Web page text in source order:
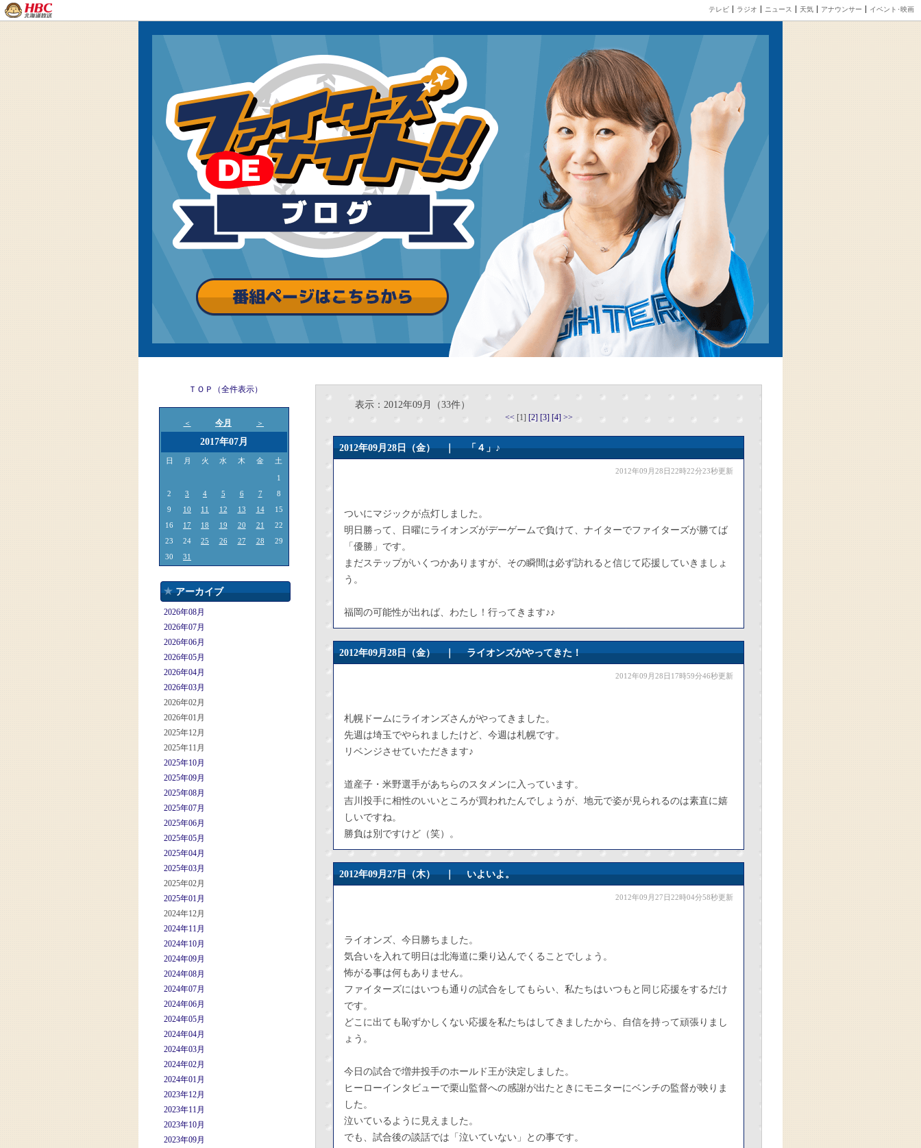
テレビ ラジオ ニュース 天気 アナウンサー イベント･映画
ＴＯＰ（全件表示）
＜ 今月 ＞
2017年07月
日 月 火 水 木 金 土
1
2
3 4 5 6 7
8
9
10 11 12 13 14
15
16
17 18 19 20 21
22
23
24 25 26 27 28
29
30
31
アーカイブ
2026年08月
2026年07月
2026年06月
2026年05月
2026年04月
2026年03月
2026年02月
2026年01月
2025年12月
2025年11月
2025年10月
2025年09月
2025年08月
2025年07月
2025年06月
2025年05月
2025年04月
2025年03月
2025年02月
2025年01月
2024年12月
2024年11月
2024年10月
2024年09月
2024年08月
2024年07月
2024年06月
2024年05月
2024年04月
2024年03月
2024年02月
2024年01月
2023年12月
2023年11月
2023年10月
2023年09月
表示：2012年09月（33件）
<< [1] [2] [3] [4] >>
2012年09月28日（金） ｜「４」♪
2012年09月28日22時22分23秒更新
ついにマジックが点灯しました。
明日勝って、日曜にライオンズがデーゲームで負けて、ナイターでファイターズが勝てば
「優勝」です。
まだステップがいくつかありますが、その瞬間は必ず訪れると信じて応援していきましょ
う。
福岡の可能性が出れば、わたし！行ってきます♪♪
2012年09月28日（金） ｜ライオンズがやってきた！
2012年09月28日17時59分46秒更新
札幌ドームにライオンズさんがやってきました。
先週は埼玉でやられましたけど、今週は札幌です。
リベンジさせていただきます♪
道産子・米野選手があちらのスタメンに入っています。
吉川投手に相性のいいところが買われたんでしょうが、地元で姿が見られるのは素直に嬉
しいですね。
勝負は別ですけど（笑）。
2012年09月27日（木） ｜いよいよ。
2012年09月27日22時04分58秒更新
ライオンズ、今日勝ちました。
気合いを入れて明日は北海道に乗り込んでくることでしょう。
怖がる事は何もありません。
ファイターズにはいつも通りの試合をしてもらい、私たちはいつもと同じ応援をするだけ
です。
どこに出ても恥ずかしくない応援を私たちはしてきましたから、自信を持って頑張りまし
ょう。
今日の試合で増井投手のホールド王が決定しました。
ヒーローインタビューで栗山監督への感謝が出たときにモニターにベンチの監督が映りま
した。
泣いているように見えました。
でも、試合後の談話では「泣いていない」との事です。